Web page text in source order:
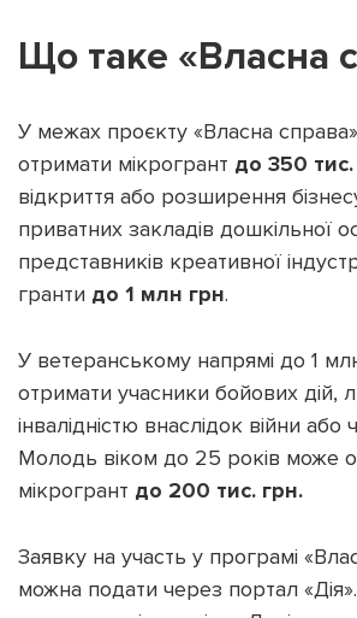
Що таке «Власна
У межах проєкту «Власна
отримати мікрогрант до 350 тис.
відкриття або розширення
приватних закладів дошкільної
представників креативної
гранти до 1 млн грн.
У ветеранському напрямі до 1
отримати учасники бойових дій,
інвалідністю внаслідок війни або
Молодь віком до 25 років може
мікрогрант до 200 тис. грн.
Заявку на участь у програмі
можна подати через портал «Дія».